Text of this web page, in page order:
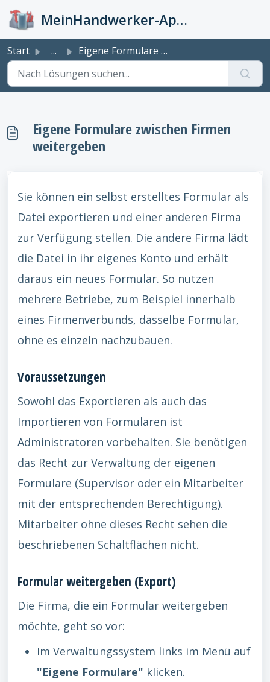
MeinHandwerker-App Info-Kiste
Start ... Eigene Formulare zwischen Firmen weitergeben
Eigene Formulare zwischen Firmen
weitergeben
Sie können ein selbst erstelltes Formular als
Datei exportieren und einer anderen Firma
zur Verfügung stellen. Die andere Firma lädt
die Datei in ihr eigenes Konto und erhält
daraus ein neues Formular. So nutzen
mehrere Betriebe, zum Beispiel innerhalb
eines Firmenverbunds, dasselbe Formular,
ohne es einzeln nachzubauen.
Voraussetzungen
Sowohl das Exportieren als auch das
Importieren von Formularen ist
Administratoren vorbehalten. Sie benötigen
das Recht zur Verwaltung der eigenen
Formulare (Supervisor oder ein Mitarbeiter
mit der entsprechenden Berechtigung).
Mitarbeiter ohne dieses Recht sehen die
beschriebenen Schaltflächen nicht.
Formular weitergeben (Export)
Die Firma, die ein Formular weitergeben
möchte, geht so vor:
Im Verwaltungssystem links im Menü auf
"Eigene Formulare" klicken.